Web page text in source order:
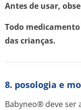
Antes de usar,
Todo
das crianças.
8. posologia e
Babyneo® deve ser